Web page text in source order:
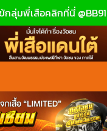
กลุ่มพี่เสือคลิกที่นี่ @BB91